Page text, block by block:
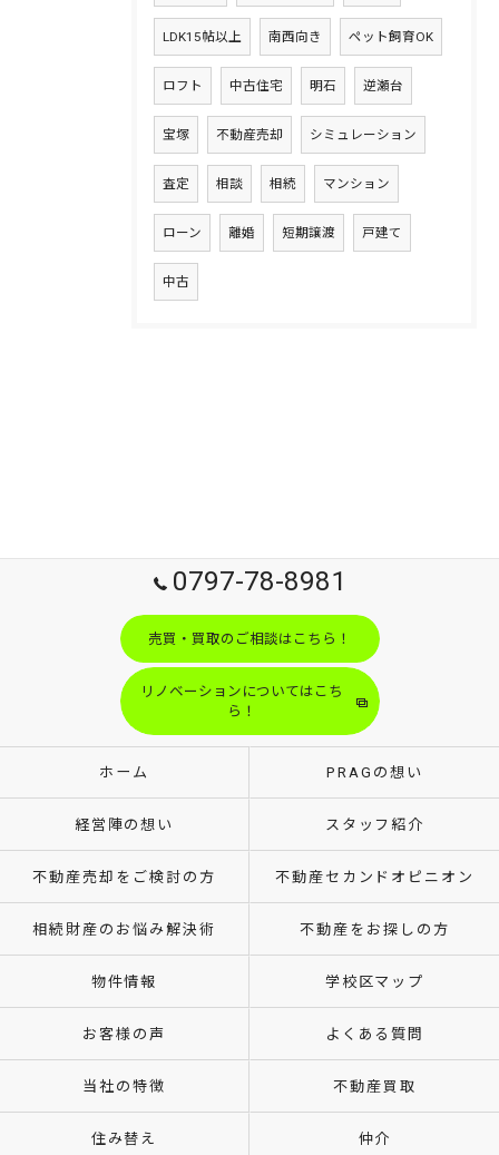
LDK15帖以上 南西向き ペット飼育OK
ロフト 中古住宅 明石 逆瀬台
宝塚 不動産売却 シミュレーション
査定 相談 相続 マンション
ローン 離婚 短期譲渡 戸建て
中古
0797-78-8981
売買・買取のご相談はこちら！
リノベーションについてはこち
ら！
ホーム PRAGの想い
経営陣の想い スタッフ紹介
不動産売却をご検討の方 不動産セカンドオピニオン
相続財産のお悩み解決術 不動産をお探しの方
物件情報 学校区マップ
お客様の声 よくある質問
当社の特徴 不動産買取
住み替え 仲介